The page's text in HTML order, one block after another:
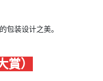
包装设计之美。
賞）